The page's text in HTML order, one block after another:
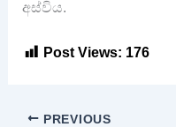
අස්විය.
Post Views: 176
PREVIOUS